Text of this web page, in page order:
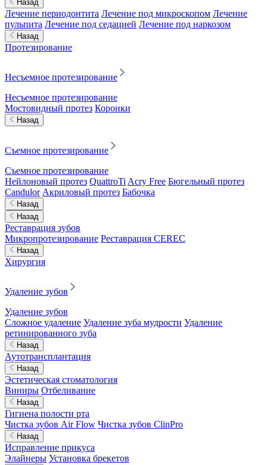
Назад
Лечение периодонтита Лечение под микроскопом Лечение
пульпита Лечение под седацией Лечение под наркозом
Назад
Протезирование
Несъемное протезирование
Несъемное протезирование
Мостовидный протез Коронки
Назад
Съемное протезирование
Съемное протезирование
Нейлоновый протез QuattroTi Acry Free Бюгельный протез
Candulor Акриловый протез Бабочка
Назад
Назад
Реставрация зубов
Микропротезирование Реставрация CEREC
Назад
Хирургия
Удаление зубов
Удаление зубов
Сложное удаление Удаление зуба мудрости Удаление
ретинированного зуба
Назад
Аутотрансплантация
Назад
Эстетическая стоматология
Виниры Отбеливание
Назад
Гигиена полости рта
Чистка зубов Air Flow Чистка зубов ClinPro
Назад
Исправление прикуса
Элайнеры Установка брекетов